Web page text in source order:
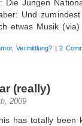
Die Jungen
Und
etwas Musik (via)
,Vermittlung? | 2
(really)
2009
has totally been